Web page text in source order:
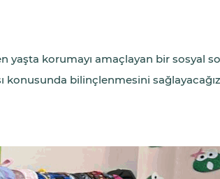
yaşta korumayı amaçlayan bir
konusunda bilinçlenmesini